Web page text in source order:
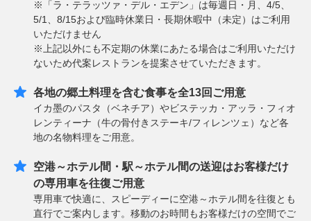
※「ラ・テラッツァ・デル・エデン」は毎週日・月、4/5、
5/1、8/15および臨時休業日・長期休暇中（未定）はご利用
いただけません
※上記以外にも不定期の休業にあたる場合はご利用いただけ
ないため代案レストランを提案させていただきます。
各地の郷土料理を含む食事を全13回ご用意
イカ墨のパスタ（ベネチア）やビステッカ・アッラ・フィオ
レンティーナ（牛の骨付きステーキ/フィレンツェ）など各
地の名物料理をご用意。
空港～ホテル間・駅～ホテル間の送迎はお客様だけ
の専用車を往復ご用意
専用車で快適に、スピーディーに空港～ホテル間を往復とも
直行でご案内します。移動のお時間もお客様だけの空間でご